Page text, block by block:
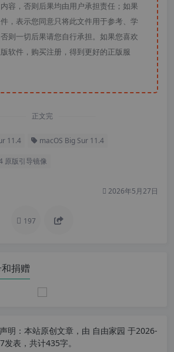
容，否则后果均由用户承担责任；如果
，表示您同意只将此文件用于参考、学
则一切后果请您自行承担。如果您喜欢
软件，购买注册，得到更好的正版服
正文完
11.4 macOS Big Sur 11.4
原版引导镜像
2026年5月27日
197
捐赠
明： 本站原创文章，由 自由家园 于2026-
发表，共计435字。